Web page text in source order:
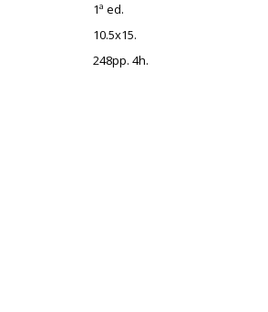
1ª ed.
10.5x15.
248pp. 4h.